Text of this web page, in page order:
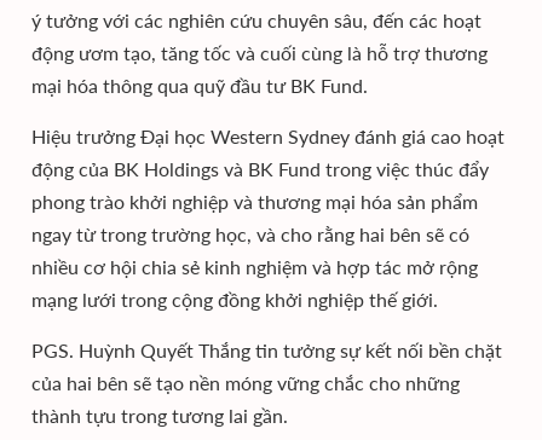
ý tưởng với các nghiên cứu chuyên sâu, đến các hoạt
động ươm tạo, tăng tốc và cuối cùng là hỗ trợ thương
mại hóa thông qua quỹ đầu tư BK Fund.
Hiệu trưởng Đại học Western Sydney đánh giá cao hoạt
động của BK Holdings và BK Fund trong việc thúc đẩy
phong trào khởi nghiệp và thương mại hóa sản phẩm
ngay từ trong trường học, và cho rằng hai bên sẽ có
nhiều cơ hội chia sẻ kinh nghiệm và hợp tác mở rộng
mạng lưới trong cộng đồng khởi nghiệp thế giới.
PGS. Huỳnh Quyết Thắng tin tưởng sự kết nối bền chặt
của hai bên sẽ tạo nền móng vững chắc cho những
thành tựu trong tương lai gần.